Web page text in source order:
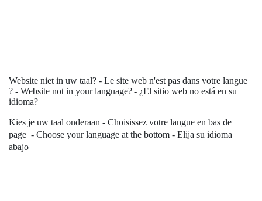
Website niet in uw taal? - Le site web n'est pas dans votre langue
? - Website not in your language?- ¿El sitio web no está en su
idioma?
Kies je uw taal onderaan - Choisissez votre langue en bas de
page - Choose your language at the bottom - Elija su idioma
abajo